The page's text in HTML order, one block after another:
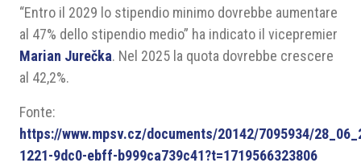
“Entro il 2029 lo stipendio minimo dovrebbe aumentare
al 47% dello stipendio medio” ha indicato il vicepremier
Marian Jurečka. Nel 2025 la quota dovrebbe crescere
al 42,2%.
Fonte:
https://www.mpsv.cz/documents/20142/7095934/
1221-9dc0-ebff-b999ca739c41?t=1719566323806